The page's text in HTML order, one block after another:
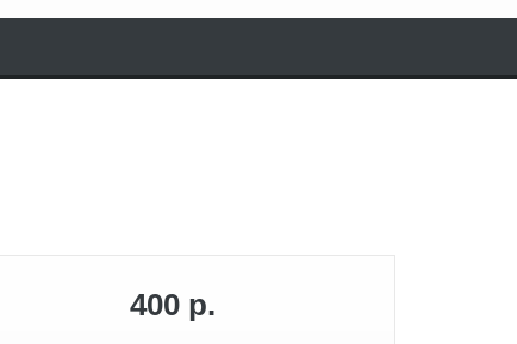
400 р.